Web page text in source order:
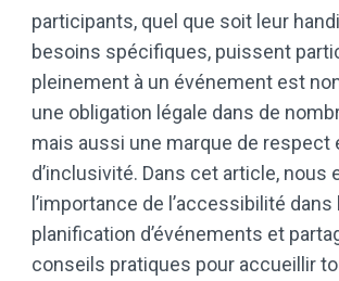
participants, quel que soit leur
besoins spécifiques, puissent
pleinement à un événement est
une obligation légale dans de
mais aussi une marque de respect
d’inclusivité. Dans cet article, nous
l’importance de l’accessibilité dans
planification d’événements et
conseils pratiques pour accueillir